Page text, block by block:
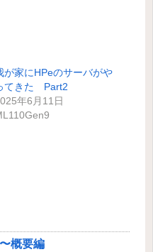
が家にHPeのサーバがや
てきた Part2
年6月11日
概要編